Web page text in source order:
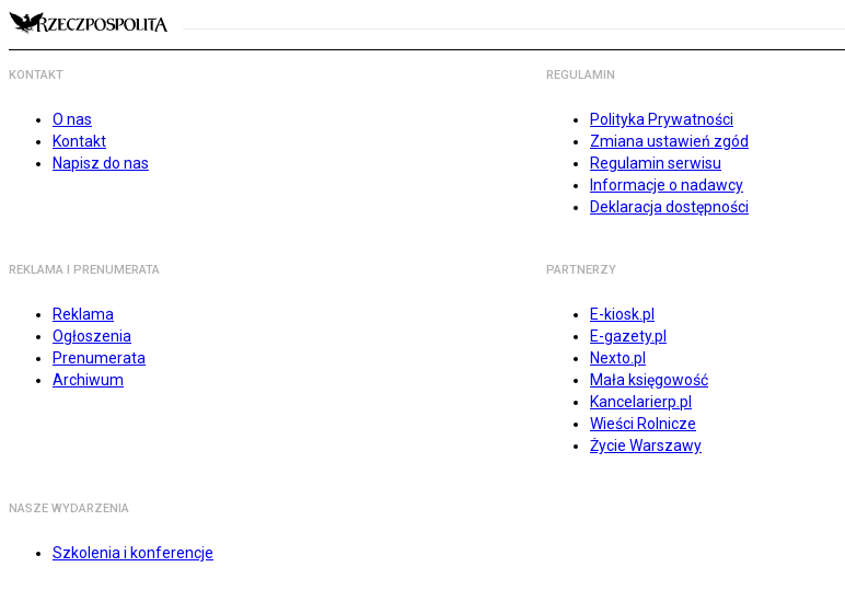
KONTAKT
O nas
Kontakt
Napisz do nas
REGULAMIN
Polityka Prywatności
Zmiana ustawień zgód
Regulamin serwisu
Informacje o nadawcy
Deklaracja dostępności
REKLAMA I PRENUMERATA
Reklama
Ogłoszenia
Prenumerata
Archiwum
PARTNERZY
E-kiosk.pl
E-gazety.pl
Nexto.pl
Mała księgowość
Kancelarierp.pl
Wieści Rolnicze
Życie Warszawy
NASZE WYDARZENIA
Szkolenia i konferencje